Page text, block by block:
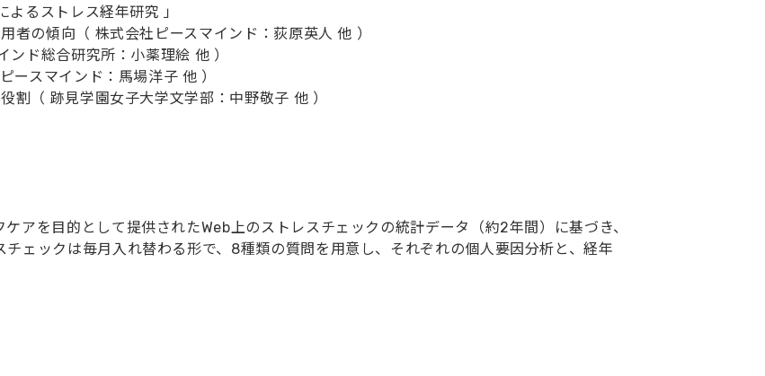
るストレス経年研究 」
の傾向（ 株式会社ピースマインド：荻原英人 他 ）
ド総合研究所：小薬理絵 他 ）
スマインド：馬場洋子 他 ）
（ 跡見学園女子大学文学部：中野敬子 他 ）
アを目的として提供されたWeb上のストレスチェックの統計データ（約2年間）に基づき、
ェックは毎月入れ替わる形で、8種類の質問を用意し、それぞれの個人要因分析と、経年